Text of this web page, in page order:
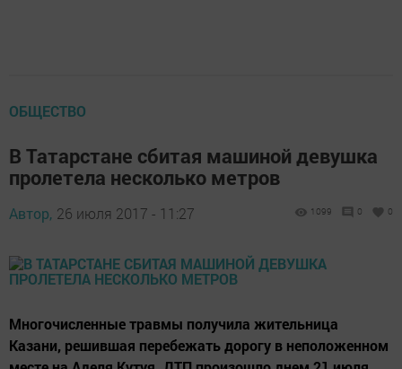
ОБЩЕСТВО
В Татарстане сбитая машиной девушка
пролетела несколько метров
Автор, 26 июля 2017 - 11:27 1099 0 0
Многочисленные травмы получила жительница
Казани, решившая перебежать дорогу в неположенном